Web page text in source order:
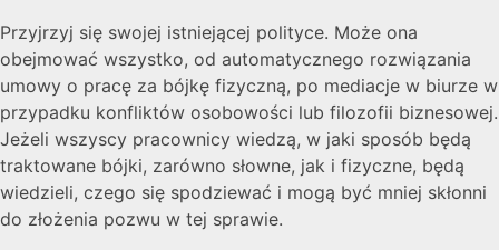
Przyjrzyj się swojej istniejącej polityce. Może ona
obejmować wszystko, od automatycznego rozwiązania
umowy o pracę za bójkę fizyczną, po mediacje w biurze w
przypadku konfliktów osobowości lub filozofii biznesowej.
Jeżeli wszyscy pracownicy wiedzą, w jaki sposób będą
traktowane bójki, zarówno słowne, jak i fizyczne, będą
wiedzieli, czego się spodziewać i mogą być mniej skłonni
do złożenia pozwu w tej sprawie.